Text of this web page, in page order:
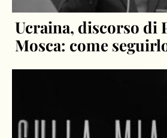
Ucraina, discorso di
Mosca: come